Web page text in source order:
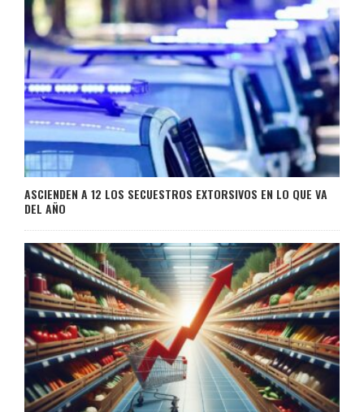
ASCIENDEN A 12 LOS SECUESTROS EXTORSIVOS EN LO QUE VA
DEL AÑO